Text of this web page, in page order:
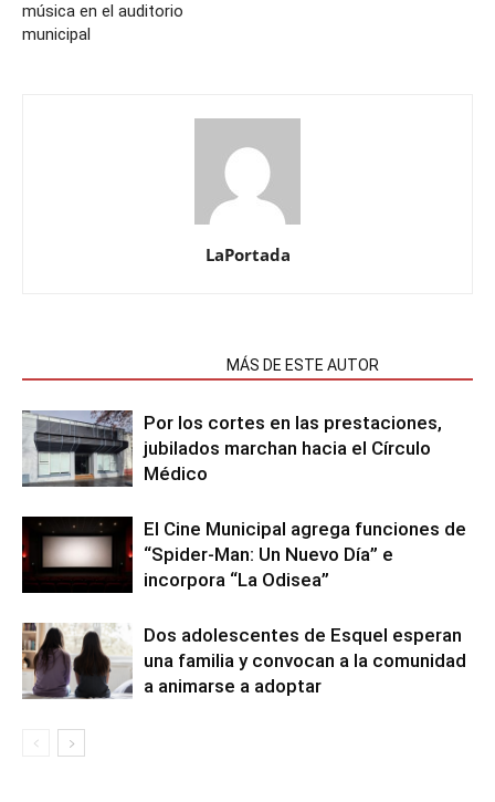
música en el auditorio
municipal
LaPortada
MÁS DE ESTE AUTOR
Por los cortes en las prestaciones,
jubilados marchan hacia el Círculo
Médico
El Cine Municipal agrega funciones de
“Spider-Man: Un Nuevo Día” e
incorpora “La Odisea”
Dos adolescentes de Esquel esperan
una familia y convocan a la comunidad
a animarse a adoptar